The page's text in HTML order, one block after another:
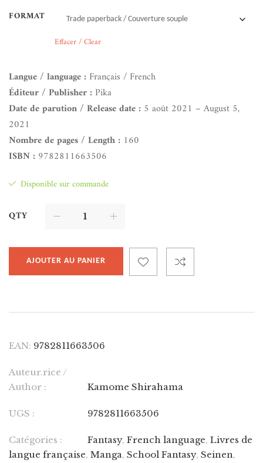
FORMAT
Effacer / Clear
Langue / language : Français / French
Éditeur / Publisher : Pika
Date de parution / Release date : 5 août 2021 – August 5,
2021
Nombre de pages / Length : 160
ISBN : 9782811663506
Disponible sur commande
QTY
AJOUTER AU PANIER
EAN: 9782811663506
Auteur.rice /
Author :
Kamome Shirahama
UGS : 9782811663506
Catégories : Fantasy, French language, Livres de
langue française, Manga, School Fantasy, Seinen,